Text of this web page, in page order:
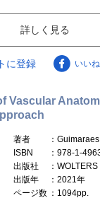
詳しく見る
に登録 いいね
Vascular
著者
：Guimaraes
ISBN
：978-1-
出版社
：
出版年
：2021年
ページ数 ：1094pp.